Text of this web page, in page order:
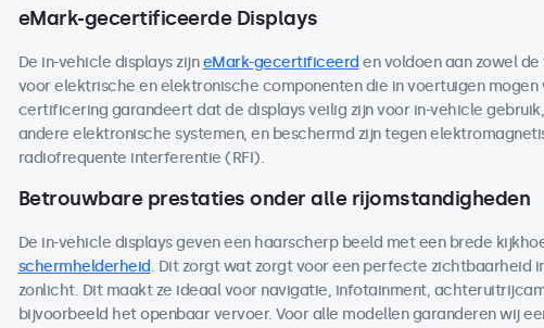
eMark-gecertificeerde Displays
De in-vehicle displays zijneMark-gecertificeerd en voldoen aan zowel
voor elektrische en elektronische componenten die in voertuigen mogen
certificering garandeert dat de displays veilig zijn voor in-vehicle
andere elektronische systemen, en beschermd zijn tegen
radiofrequente interferentie (RFI).
Betrouwbare prestaties onder alle rijomstandigheden
De in-vehicle displays geven een haarscherp beeld met een brede
schermhelderheid. Dit zorgt wat zorgt voor een perfecte zichtbaarheid
zonlicht. Dit maakt ze ideaal voor navigatie, infotainment,
bijvoorbeeld het openbaar vervoer. Voor alle modellen garanderen wij